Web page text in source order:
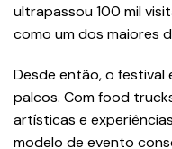
ultrapassou 100 mil
como um dos maiores
Desde então, o festival
palcos. Com food
artísticas e
modelo de evento